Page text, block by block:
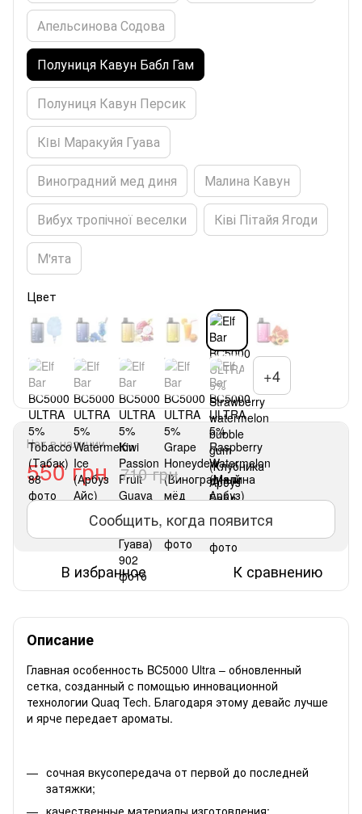
Апельсинова Содова
Полуниця Кавун Бабл Гам
Полуниця Кавун Персик
Кiвi Маракуйя Гуава
Виноградний мед диня Малина Кавун
Вибух тропічної веселки Ківі Пітайя Ягоди
М'ята
Цвет
+4
Нет в наличии
550 грн 710 грн
Сообщить, когда появится
В избранное К сравнению
Описание
Главная особенность BC5000 Ultra – обновленный
сетка, созданный с помощью инновационной
технологии Quaq Tech. Благодаря этому девайс лучше
и ярче передает ароматы.
сочная вкусопередача от первой до последней
затяжки;